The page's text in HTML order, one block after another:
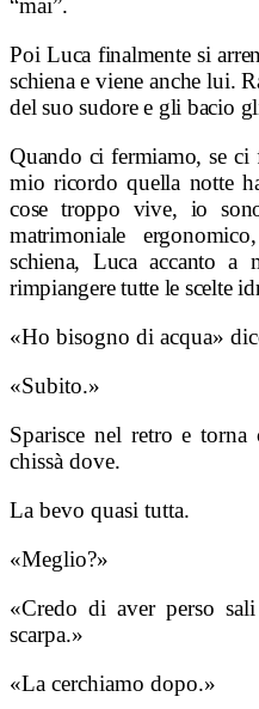
Poi Luca finalmente si
schiena e viene anche lui.
del suo sudore e gli bacio
Quando ci fermiamo, se ci
mio ricordo quella notte
cose troppo vive, io
matrimoniale
schiena, Luca accanto a
rimpiangere tutte le scelte
«Ho bisogno di acqua»
«Subito.»
Sparisce nel retro e
chissà dove.
La bevo quasi tutta.
«Meglio?»
«Credo di aver perso
scarpa.»
«La cerchiamo dopo.»